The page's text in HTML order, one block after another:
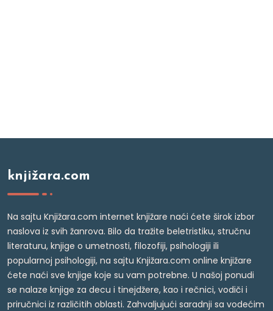
knjižara.com
Na sajtu Knjižara.com internet knjižare naći ćete širok izbor
naslova iz svih žanrova. Bilo da tražite beletristiku, stručnu
literaturu, knjige o umetnosti, filozofiji, psihologiji ili
popularnoj psihologiji, na sajtu Knjižara.com online knjižare
ćete naći sve knjige koje su vam potrebne. U našoj ponudi
se nalaze knjige za decu i tinejdžere, kao i rečnici, vodiči i
priručnici iz različitih oblasti. Zahvaljujući saradnji sa vodećim